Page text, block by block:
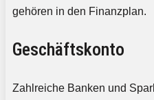
gehören in den Finanzplan.
Geschäftskonto
Zahlreiche Banken und